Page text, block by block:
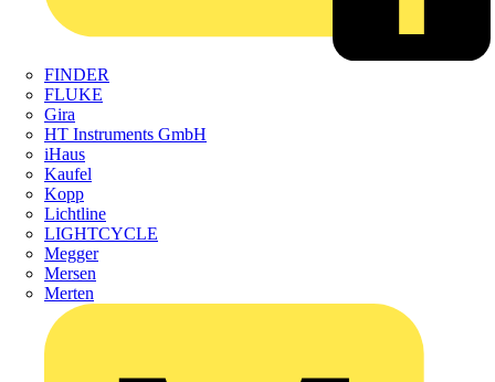
FINDER
FLUKE
Gira
HT Instruments GmbH
iHaus
Kaufel
Kopp
Lichtline
LIGHTCYCLE
Megger
Mersen
Merten